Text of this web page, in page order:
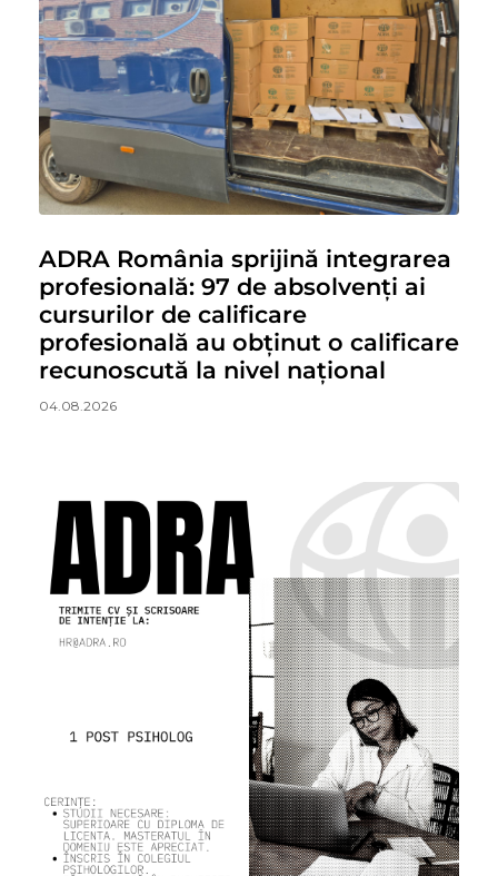
ADRA România sprijină integrarea
profesională: 97 de absolvenți ai
cursurilor de calificare
profesională au obținut o calificare
recunoscută la nivel național
04.08.2026